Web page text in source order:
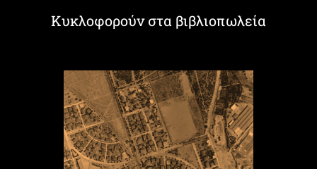
Κυκλοφορούν στα βιβλιοπωλεία